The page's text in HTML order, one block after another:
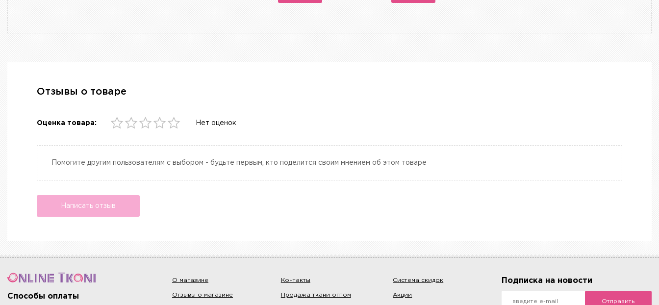
Отзывы о товаре
Оценка товара: Нет оценок
Помогите другим пользователям с выбором - будьте первым, кто поделится своим мнением об этом товаре
Написать отзыв
Способы оплаты
О магазине
Отзывы о магазине
Контакты
Продажа ткани оптом
Система скидок
Акции
Подписка на новости
Отправить